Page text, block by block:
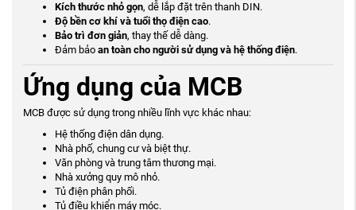
Kích thước nhỏ gọn, dễ lắp đặt trên thanh DIN.
Độ bền cơ khí và tuổi thọ điện cao.
Bảo trì đơn giản, thay thế dễ dàng.
Đảm bảo an toàn cho người sử dụng và hệ thống điện.
Ứng dụng của MCB
MCB được sử dụng trong nhiều lĩnh vực khác nhau:
Hệ thống điện dân dụng.
Nhà phố, chung cư và biệt thự.
Văn phòng và trung tâm thương mại.
Nhà xưởng quy mô nhỏ.
Tủ điện phân phối.
Tủ điều khiển máy móc.